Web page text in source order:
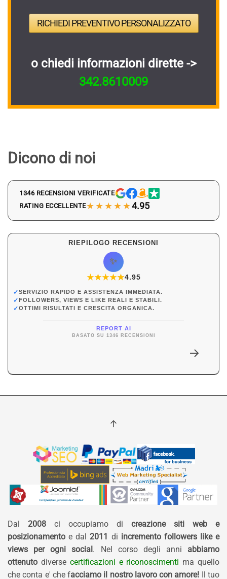
RICHIEDI PREVENTIVO PERSONALIZZATO
o chiedi informazioni dirette ->
342.8610009
Dicono di noi
1346 RECENSIONI VERIFICATE
RATING ECCELLENTE★★★★★4.95
RIEPILOGO RECENSIONI
✨
★★★★★
★4.95
✓SERVIZIO RAPIDO E ASSISTENZA IMMEDIATA.
✓FOLLOWERS, VIEWS E LIKE REALI E STABILI.
✓OTTIMI RISULTATI E CRESCITA ORGANICA.
REPORT AI
BASATO SU 1346 RECENSIONI
Dal 2008 ci occupiamo di creazione siti web e
posizionamento e dal 2011 di incremento followers like e
views per ogni social. Nel corso degli anni abbiamo
ottenuto diverse certificazioni e riconoscimenti ma quello
che conta e' che facciamo il nostro lavoro con amore! Il tuo